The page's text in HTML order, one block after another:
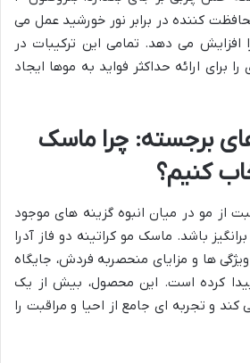
کننده در برابر نور خورشید عمل می
افزایش می دهد. تمامی این ترکیبات در
برای ارائه حداکثر فواید به موها ایجاد
برجسته: چرا ماسک
کنیم؟
از مو در میان انبوه گزینه های موجود
باشد. ماسک مو کراتینه دو فاز آدرا
ها و مزایای منحصربه فردش، جایگاه
پیدا کرده است. این محصول، بیش از یک
و تجربه ای جامع از احیا و مراقبت را